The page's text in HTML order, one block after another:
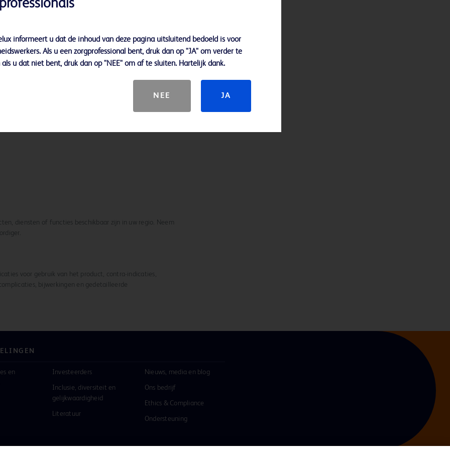
Implantable Port
Port
diensten of functies beschikbaar zijn in uw regio. Neem
voor gebruik van het product, contra-indicaties,
bijwerkingen en gedetailleerde
en
Investeerders
Inclusie, diversiteit en
gelijkwaardigheid
Literatuur
Nieuws, media en blog
Ons bedrijf
Ethics & Compliance
Ondersteuning
informeert u dat de inhoud van deze pagina uitsluitend bedoeld is voor
Als u een zorgprofessional bent, druk dan op "JA" om verder te
als u dat niet bent, druk dan op "NEE" om af te sluiten. Hartelijk dank.
NEE JA